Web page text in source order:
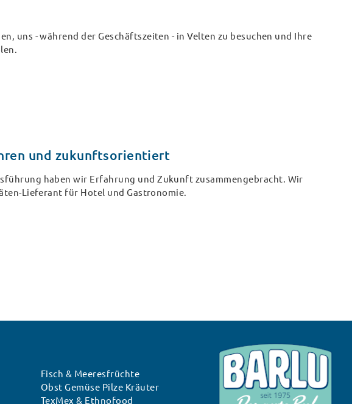
uns - während der Geschäftszeiten - in Velten zu besuchen und Ihre
und zukunftsorientiert
haben wir Erfahrung und Zukunft zusammengebracht. Wir
Lieferant für Hotel und Gastronomie.
Fisch & Meeresfrüchte
Obst Gemüse Pilze Kräuter
TexMex & Ethnofood